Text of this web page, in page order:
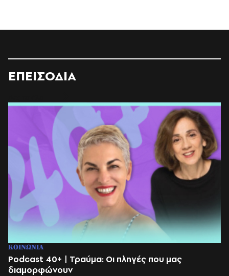
ΕΠΕΙΣΟΔΙΑ
ΚΟΙΝΩΝΙΑ
Podcast 40+ | Τραύμα: Οι πληγές που μας
διαμορφώνουν